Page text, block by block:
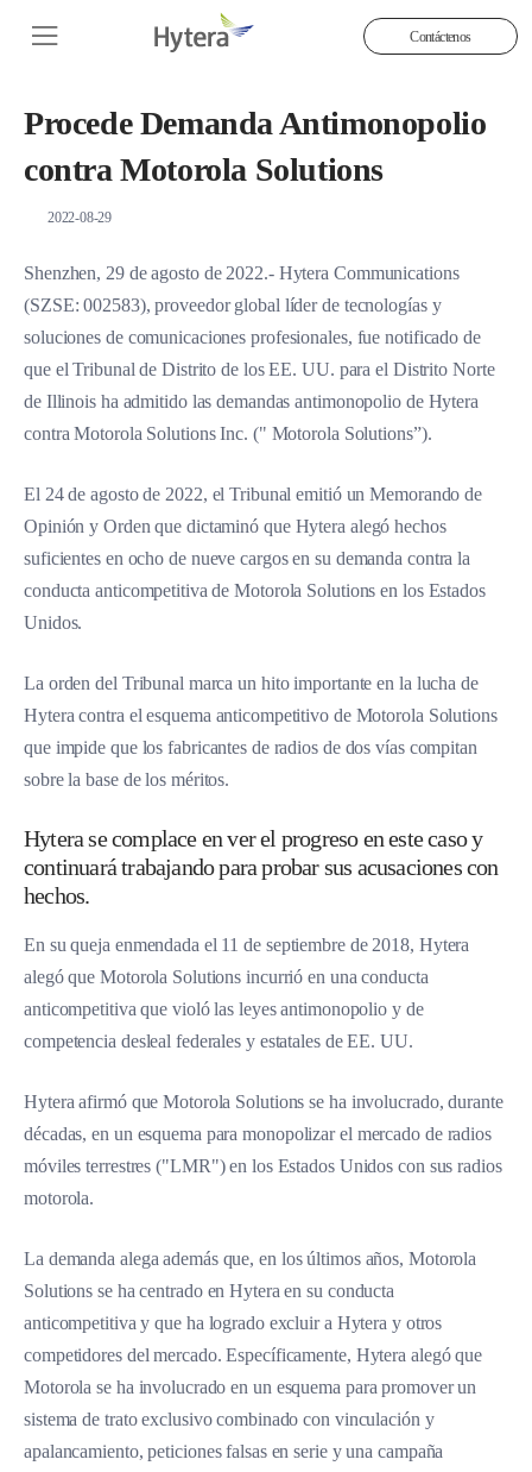
Contáctenos
Procede Demanda Antimonopolio
contra Motorola Solutions
2022-08-29
Shenzhen, 29 de agosto de 2022.- Hytera Communications
(SZSE: 002583), proveedor global líder de tecnologías y
soluciones de comunicaciones profesionales, fue notificado de
que el Tribunal de Distrito de los EE. UU. para el Distrito Norte
de Illinois ha admitido las demandas antimonopolio de Hytera
contra Motorola Solutions Inc. (" Motorola Solutions”).
El 24 de agosto de 2022, el Tribunal emitió un Memorando de
Opinión y Orden que dictaminó que Hytera alegó hechos
suficientes en ocho de nueve cargos en su demanda contra la
conducta anticompetitiva de Motorola Solutions en los Estados
Unidos.
La orden del Tribunal marca un hito importante en la lucha de
Hytera contra el esquema anticompetitivo de Motorola Solutions
que impide que los fabricantes de radios de dos vías compitan
sobre la base de los méritos.
Hytera se complace en ver el progreso en este caso y
continuará trabajando para probar sus acusaciones con
hechos.
En su queja enmendada el 11 de septiembre de 2018, Hytera
alegó que Motorola Solutions incurrió en una conducta
anticompetitiva que violó las leyes antimonopolio y de
competencia desleal federales y estatales de EE. UU.
Hytera afirmó que Motorola Solutions se ha involucrado, durante
décadas, en un esquema para monopolizar el mercado de radios
móviles terrestres ("LMR") en los Estados Unidos con sus radios
motorola.
La demanda alega además que, en los últimos años, Motorola
Solutions se ha centrado en Hytera en su conducta
anticompetitiva y que ha logrado excluir a Hytera y otros
competidores del mercado. Específicamente, Hytera alegó que
Motorola se ha involucrado en un esquema para promover un
sistema de trato exclusivo combinado con vinculación y
apalancamiento, peticiones falsas en serie y una campaña